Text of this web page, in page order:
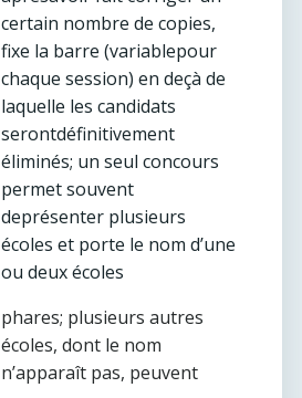
certain nombre de copies,
fixe la barre (variablepour
chaque session) en deçà de
laquelle les candidats
serontdéfinitivement
éliminés; un seul concours
permet souvent
deprésenter plusieurs
écoles et porte le nom d’une
ou deux écoles
phares; plusieurs autres
écoles, dont le nom
n’apparaît pas, peuvent